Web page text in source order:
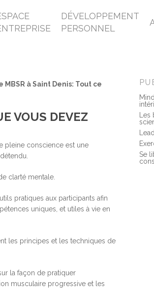
DÉVELOPPEMENT
PERSONNEL
MBSR à Saint Denis: Tout ce
VOUS DEVEZ
pleine conscience est une
clarté mentale.
pratiques aux participants afin
uniques, et utiles à vie en
les principes et les techniques de
la façon de pratiquer
musculaire progressive et les
Se